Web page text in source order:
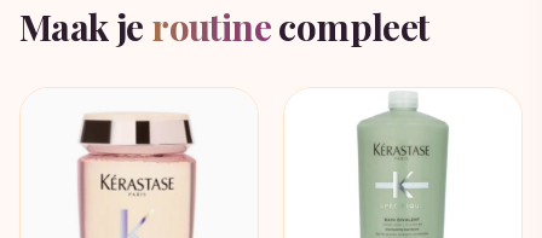
Maak je routinecompleet